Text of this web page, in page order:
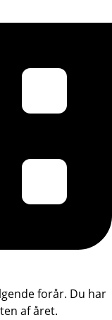
forår. Du har
af året.